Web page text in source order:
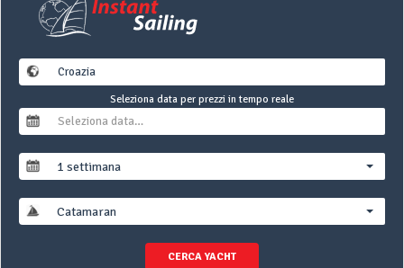
Seleziona data per prezzi in tempo reale
1 settimana
Catamaran
CERCA YACHT